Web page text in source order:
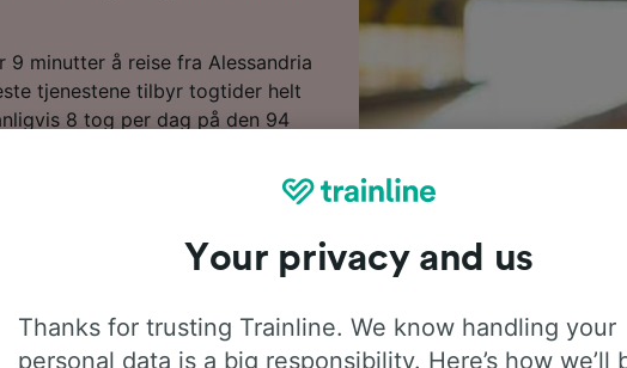
minutter å reise fra Alessandria
tjenestene tilbyr togtider helt
8 tog per dag på den 94
Du må foreta 1 bytte
direkte tog langs denne ruten
med Trenitalia eller Italo for å
tilbyr moderne,
frem på et blunk.
markerer vi de
til Gozzano i reiseplanleggeren
Your privacy and us
Thanks for trusting Trainline. We know handling your
personal data is a big responsibility. Here’s how we’ll